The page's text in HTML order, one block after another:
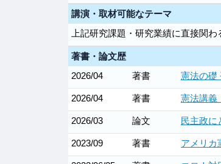
講演・取材可能なテーマ
上記研究課題・研究業績に直接関
著書・論文歴
2026/04
著書 憲法の礎
2026/04 著書 憲法講義
2026/03 論文 民主政に
2023/09 著書 アメリカ